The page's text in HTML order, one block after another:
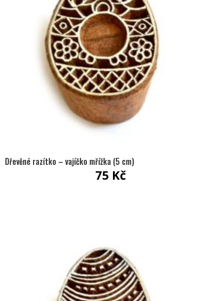
Dřevěné razítko – vajíčko mřížka (5 cm)
75 Kč